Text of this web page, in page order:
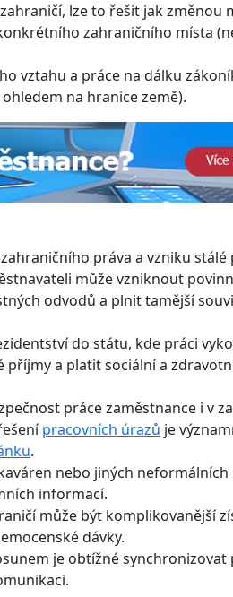
lze to řešit jak změnou
zahraničního místa
vztahu a práce na dálku
na hranice země).
práva a vzniku
může vzniknout
odvodů a plnit tamější
do státu, kde práci
a platit sociální a
práce zaměstnance i v
pracovních úrazů je
.
nebo jiných
informací.
může být komplikovanější
dávky.
je obtížné